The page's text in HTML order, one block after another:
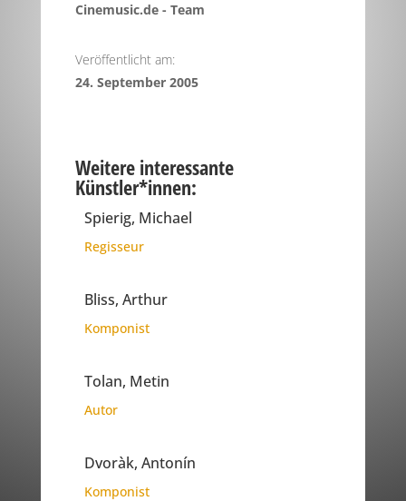
Cinemusic.de - Team
Veröffentlicht am:
24. September 2005
Weitere interessante
Künstler*innen:
Spierig, Michael
Regisseur
Bliss, Arthur
Komponist
Tolan, Metin
Autor
Dvoràk, Antonín
Komponist